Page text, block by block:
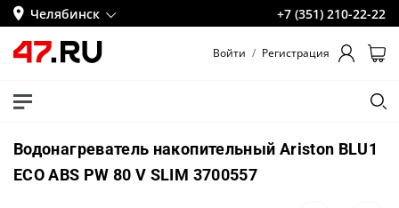
Челябинск +7 (351) 210-22-22
Войти / Регистрация
Водонагреватель накопительный Ariston BLU1
ECO ABS PW 80 V SLIM 3700557